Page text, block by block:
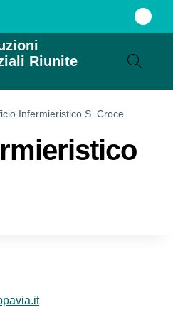
Riunite
Infermieristico S. Croce